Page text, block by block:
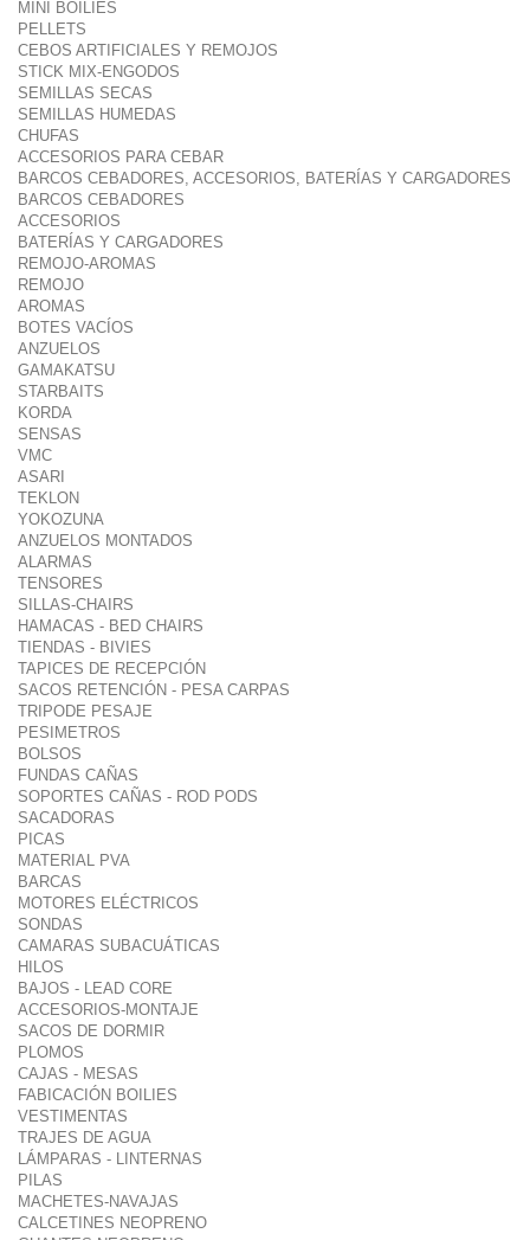
MINI BOILIES
PELLETS
CEBOS ARTIFICIALES Y REMOJOS
STICK MIX-ENGODOS
SEMILLAS SECAS
SEMILLAS HUMEDAS
CHUFAS
ACCESORIOS PARA CEBAR
BARCOS CEBADORES, ACCESORIOS, BATERÍAS Y CARGADORES
BARCOS CEBADORES
ACCESORIOS
BATERÍAS Y CARGADORES
REMOJO-AROMAS
REMOJO
AROMAS
BOTES VACÍOS
ANZUELOS
GAMAKATSU
STARBAITS
KORDA
SENSAS
VMC
ASARI
TEKLON
YOKOZUNA
ANZUELOS MONTADOS
ALARMAS
TENSORES
SILLAS-CHAIRS
HAMACAS - BED CHAIRS
TIENDAS - BIVIES
TAPICES DE RECEPCIÓN
SACOS RETENCIÓN - PESA CARPAS
TRIPODE PESAJE
PESIMETROS
BOLSOS
FUNDAS CAÑAS
SOPORTES CAÑAS - ROD PODS
SACADORAS
PICAS
MATERIAL PVA
BARCAS
MOTORES ELÉCTRICOS
SONDAS
CAMARAS SUBACUÁTICAS
HILOS
BAJOS - LEAD CORE
ACCESORIOS-MONTAJE
SACOS DE DORMIR
PLOMOS
CAJAS - MESAS
FABICACIÓN BOILIES
VESTIMENTAS
TRAJES DE AGUA
LÁMPARAS - LINTERNAS
PILAS
MACHETES-NAVAJAS
CALCETINES NEOPRENO